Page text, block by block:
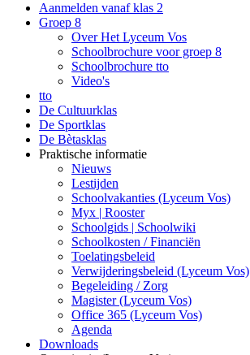
Aanmelden vanaf klas 2
Groep 8
Over Het Lyceum Vos
Schoolbrochure voor groep 8
Schoolbrochure tto
Video's
tto
De Cultuurklas
De Sportklas
De Bètasklas
Praktische informatie
Nieuws
Lestijden
Schoolvakanties (Lyceum Vos)
Myx | Rooster
Schoolgids | Schoolwiki
Schoolkosten / Financiën
Toelatingsbeleid
Verwijderingsbeleid (Lyceum Vos)
Begeleiding / Zorg
Magister (Lyceum Vos)
Office 365 (Lyceum Vos)
Agenda
Downloads